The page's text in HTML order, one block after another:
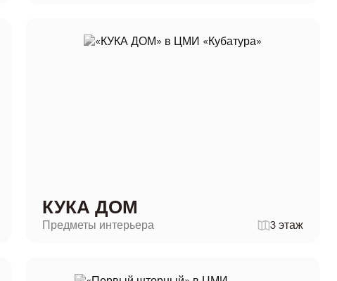
КУКА ДОМ
Предметы интерьера 3 этаж